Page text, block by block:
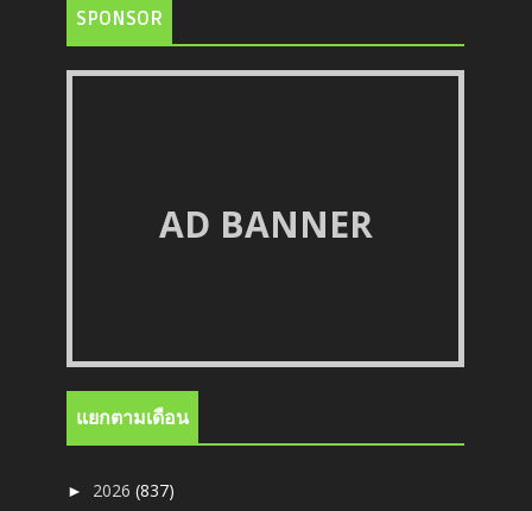
SPONSOR
AD BANNER
แยกตามเดือน
► 2026(837)